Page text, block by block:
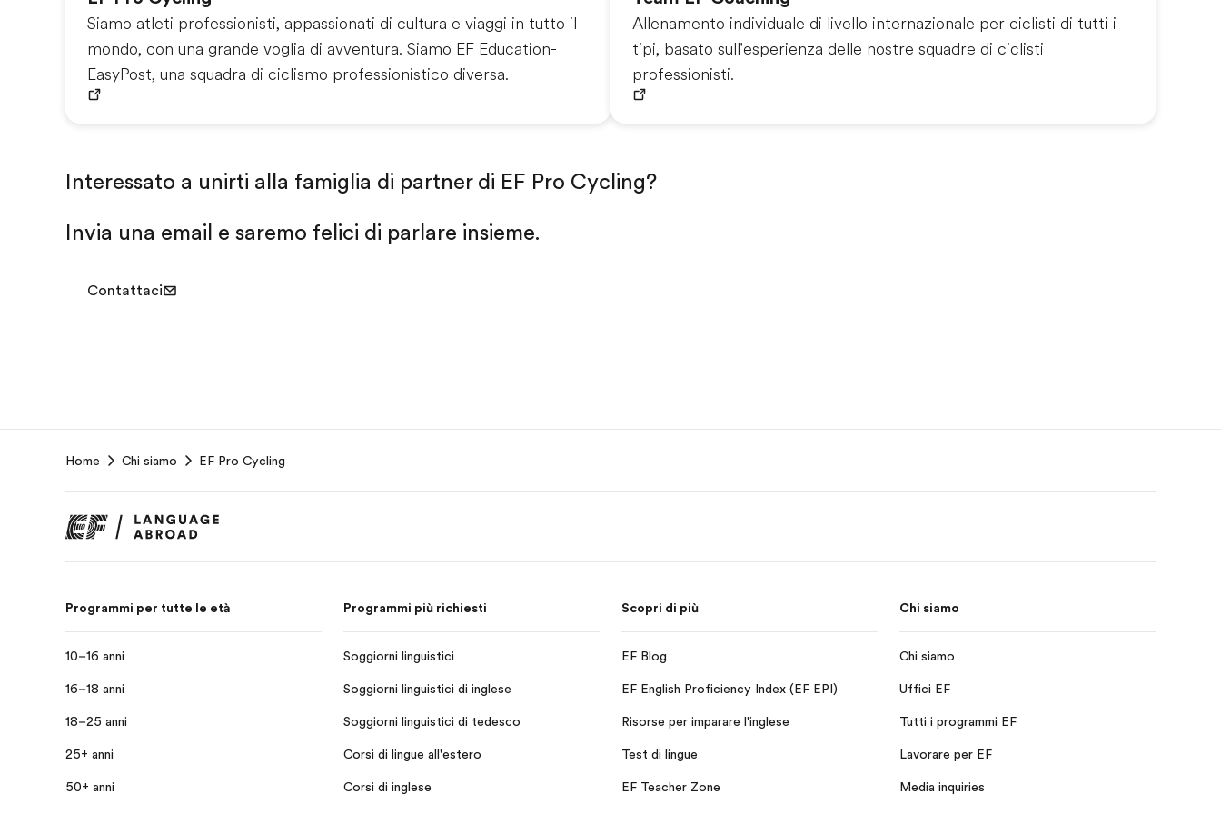
Siamo atleti professionisti, appassionati di cultura e viaggi in tutto il
mondo, con una grande voglia di avventura. Siamo EF Education-
EasyPost, una squadra di ciclismo professionistico diversa.
Allenamento individuale di livello internazionale per ciclisti di tutti i
tipi, basato sull'esperienza delle nostre squadre di ciclisti
professionisti.
Interessato a unirti alla famiglia di partner di EF Pro Cycling?
Invia una email e saremo felici di parlare insieme.
Contattaci
Home Chi siamo EF Pro Cycling
Programmi per tutte le età
10–16 anni
16–18 anni
18–25 anni
25+ anni
50+ anni
Programmi più richiesti
Soggiorni linguistici
Soggiorni linguistici di inglese
Soggiorni linguistici di tedesco
Corsi di lingue all'estero
Corsi di inglese
Scopri di più
EF Blog
EF English Proficiency Index (EF EPI)
Risorse per imparare l'inglese
Test di lingue
EF Teacher Zone
Chi siamo
Chi siamo
Uffici EF
Tutti i programmi EF
Lavorare per EF
Media inquiries